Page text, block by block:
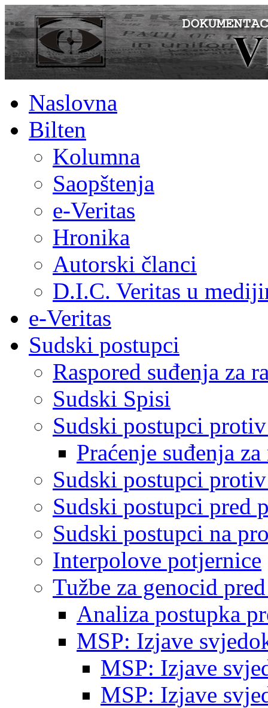
Naslovna
Bilten
Kolumna
Saopštenja
e-Veritas
Hronika
Autorski članci
D.I.C. Veritas u
e-Veritas
Sudski postupci
Raspored suđenja za
Sudski Spisi
Sudski postupci
Praćenje suđenja
Sudski postupci
Sudski postupci pred
Sudski postupci na
Interpolove potjernice
Tužbe za genocid
Analiza postupka
MSP: Izjave
MSP: Izjave
MSP: Izjave